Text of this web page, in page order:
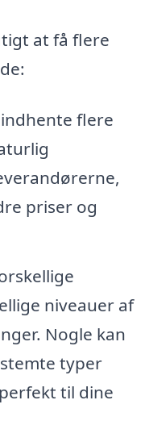
at få flere
flere
priser og
niveauer af
Nogle kan
typer
til dine